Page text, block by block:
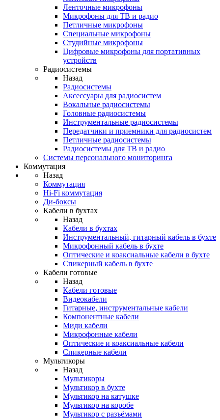
Ленточные микрофоны
Микрофоны для ТВ и радио
Петличные микрофоны
Специальные микрофоны
Студийные микрофоны
Цифровые микрофоны для портативных
устройств
Радиосистемы
Назад
Радиосистемы
Аксессуары для радиосистем
Вокальные радиосистемы
Головные радиосистемы
Инструментальные радиосистемы
Передатчики и приемники для радиосистем
Петличные радиосистемы
Радиосистемы для ТВ и радио
Системы персонального мониторинга
Коммутация
Назад
Коммутация
Hi-Fi коммутация
Ди-боксы
Кабели в бухтах
Назад
Кабели в бухтах
Инструментальный, гитарный кабель в бухте
Микрофонный кабель в бухте
Оптические и коаксиальные кабели в бухте
Спикерный кабель в бухте
Кабели готовые
Назад
Кабели готовые
Видеокабели
Гитарные, инструментальные кабели
Компонентные кабели
Миди кабели
Микрофонные кабели
Оптические и коаксиальные кабели
Спикерные кабели
Мультикоры
Назад
Мультикоры
Мультикор в бухте
Мультикор на катушке
Мультикор на коробе
Мультикор с разъёмами